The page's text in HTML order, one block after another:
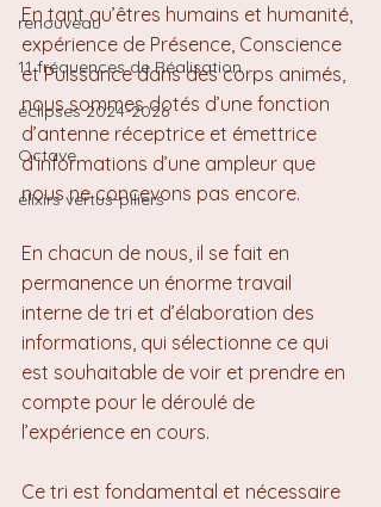
renouveau
11 fréquences de Réalisation
éclipses 2024-2026
Octave
élixirs vertus-piliers
En tant qu’êtres humains et humanité,
expérience de Présence, Conscience
et Puissance dans des corps animés,
nous sommes dotés d’une fonction
d’antenne réceptrice et émettrice
d’informations d’une ampleur que
nous ne concevons pas encore.
En chacun de nous, il se fait en
permanence un énorme travail
interne de tri et d’élaboration des
informations, qui sélectionne ce qui
est souhaitable de voir et prendre en
compte pour le déroulé de
l’expérience en cours.
Ce tri est fondamental et nécessaire